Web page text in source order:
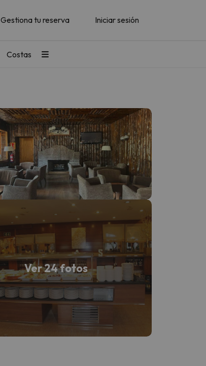
Gestiona tu reserva Iniciar sesión
Costas
Ver 24 fotos